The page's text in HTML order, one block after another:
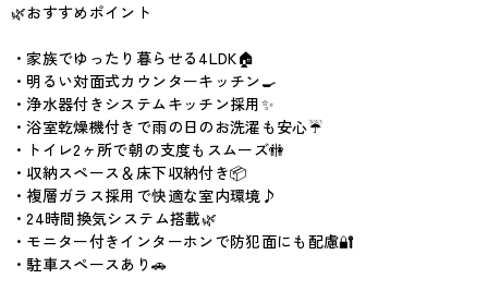
🌿おすすめポイント
・家族でゆったり暮らせる4LDK🏠
・明るい対面式カウンターキッチン🍳
・浄水器付きシステムキッチン採用✨
・浴室乾燥機付きで雨の日のお洗濯も安心☔
・トイレ2ヶ所で朝の支度もスムーズ🚻
・収納スペース＆床下収納付き📦
・複層ガラス採用で快適な室内環境♪
・24時間換気システム搭載🌿
・モニター付きインターホンで防犯面にも配慮🔐
・駐車スペースあり🚗